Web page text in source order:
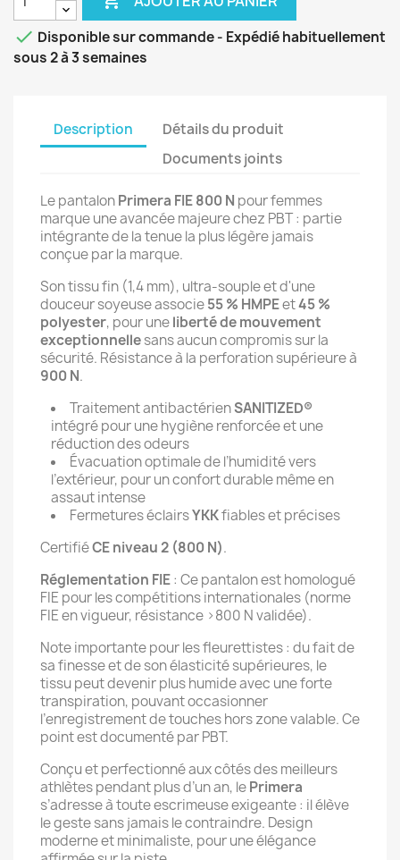
 Disponible sur commande - Expédié habituellement
sous 2 à 3 semaines
Description
Détails du produit
Documents joints
Le pantalonPrimera FIE 800 N pour femmes
marque une avancée majeure chez PBT : partie
intégrante de la tenue la plus légère jamais
conçue par la marque.
Son tissu fin (1,4 mm), ultra-souple et d'une
douceur soyeuse associe55 % HMPEet45 %
polyester, pour uneliberté de mouvement
exceptionnellesans aucun compromis sur la
sécurité. Résistance à la perforation supérieure à
900 N.
Traitement antibactérienSANITIZED®
intégré pour une hygiène renforcée et une
réduction des odeurs
Évacuation optimale de l’humidité vers
l’extérieur, pour un confort durable même en
assaut intense
Fermetures éclairsYKKfiables et précises
CertifiéCE niveau 2 (800 N).
Réglementation FIE: Ce pantalon est homologué
FIE pour les compétitions internationales (norme
FIE en vigueur, résistance >800 N validée).
Note importante pour les fleurettistes : du fait de
sa finesse et de son élasticité supérieures, le
tissu peut devenir plus humide avec une forte
transpiration, pouvant occasionner
l’enregistrement de touches hors zone valable. Ce
point est documenté par PBT.
Conçu et perfectionné aux côtés des meilleurs
athlètes pendant plus d’un an, lePrimera
s’adresse à toute escrimeuse exigeante : il élève
le geste sans jamais le contraindre. Design
moderne et minimaliste, pour une élégance